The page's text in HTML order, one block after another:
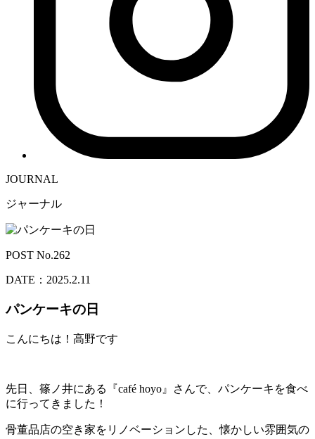
JOURNAL
ジャーナル
POST No.262
DATE：2025.2.11
パンケーキの日
こんにちは！高野です
先日、篠ノ井にある『café hoyo』さんで、パンケーキを食べ
に行ってきました！
骨董品店の空き家をリノベーションした、懐かしい雰囲気の